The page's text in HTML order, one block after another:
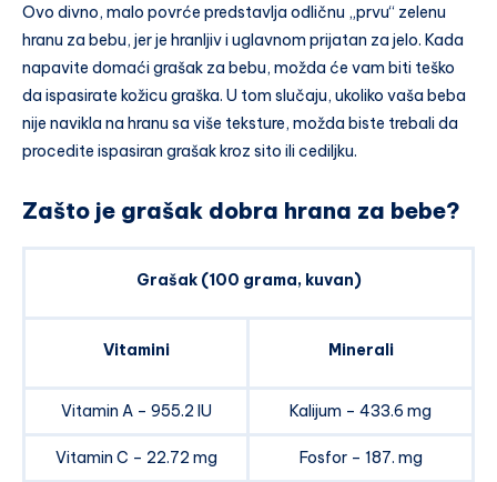
Ovo divno, malo povrće predstavlja odličnu „prvu“ zelenu
hranu za bebu, jer je hranljiv i uglavnom prijatan za jelo. Kada
napavite domaći grašak za bebu, možda će vam biti teško
da ispasirate kožicu graška. U tom slučaju, ukoliko vaša beba
nije navikla na hranu sa više teksture, možda biste trebali da
procedite ispasiran grašak kroz sito ili cediljku.
Zašto je grašak dobra hrana za bebe?
Grašak (100 grama, kuvan)
Vitamini Minerali
Vitamin A – 955.2 IU Kalijum – 433.6 mg
Vitamin C – 22.72 mg Fosfor – 187. mg